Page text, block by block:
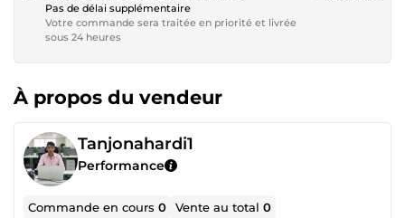
Pas de délai supplémentaire
Votre commande sera traitée en priorité et livrée
sous 24 heures
À propos du vendeur
Tanjonahardi1
Performance
Commande en cours0 Vente au total0